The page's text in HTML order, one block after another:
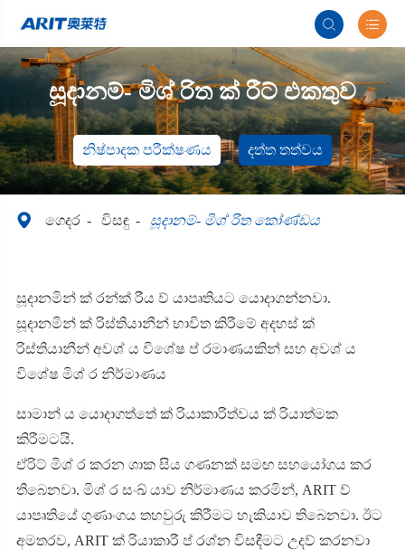
 
සූදානම්- මිශ් රිත ක් රීට් එකතුව
නිෂ්පාදක පරීක්ෂණය දත්ත තත්වය
 ගෙදර විසඳු සූදානම්- මිශ් රිත කෝණ්ඩය
සූදානමින් ක් රන්ක් රීය ව් යාපෘතියට යොදාගන්නවා.
සූදානමින් ක් රිස්තියානීන් භාවිත කිරීමේ අදහස් ක්
රිස්තියානීන් අවශ් ය විශේෂ ප් රමාණයකින් සහ අවශ් ය
විශේෂ මිශ් ර නිර්මාණය
සාමාන් ය යොදාගත්තේ ක් රියාකාරිත්වය ක් රියාත්මක
කිරීමටයි.
ඒරිට් මිශ් ර කරන ශාක සිය ගණනක් සමඟ සහයෝගය කර
තිබෙනවා. මිශ් ර සංඛ් යාව නිර්මාණය කරමින්, ARIT ව්
යාපෘතියේ ගුණාංගය තහවුරු කිරීමට හැකියාව තිබෙනවා. ඊට
අමතරව, ARIT ක් රියාකාරී ප් රශ්න විසඳීමට උදව් කරනවා